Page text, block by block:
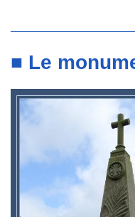
■ Le